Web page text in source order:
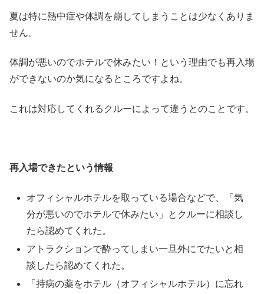
夏は特に熱中症や体調を崩してしまうことは少なくありま
せん。
体調が悪いのでホテルで休みたい！という理由でも再入場
ができないのか気になるところですよね。
これは対応してくれるクルーによって違うとのことです。
再入場できたという情報
オフィシャルホテルを取っている場合などで、「気
分が悪いのでホテルで休みたい」とクルーに相談し
たら認めてくれた。
アトラクションで酔ってしまい一旦外にでたいと相
談したら認めてくれた。
「持病の薬をホテル（オフィシャルホテル）に忘れ